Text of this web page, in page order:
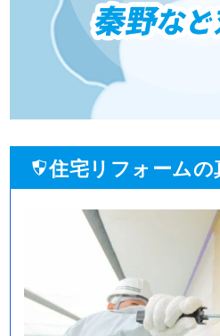
住宅リフォームの